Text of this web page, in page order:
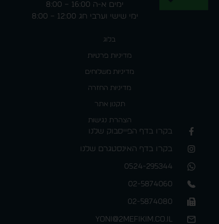
ימים א-ה 16:00 – 8:00
ימי שישי וערבי חג 12:00 – 8:00
בלוג
מדיניות פרטיות
מדיניות משלוחים
מדיניות החזרה
תקנון אתר
הצהרת נגישות
בקרו בדף הפייסבוק שלנו
בקרו בדף האינסטגרם שלנו
0524-295344
02-5874060
02-5874080
yoni@2mefikim.co.il